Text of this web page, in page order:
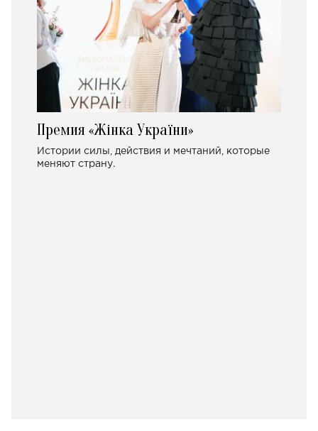
Премия «Жінка України»
Истории силы, действия и мечтаний, которые
меняют страну.